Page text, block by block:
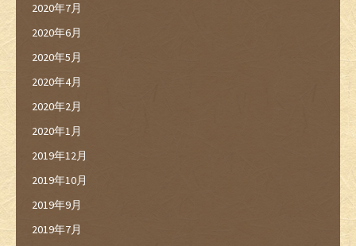
2020年7月
2020年6月
2020年5月
2020年4月
2020年2月
2020年1月
2019年12月
2019年10月
2019年9月
2019年7月